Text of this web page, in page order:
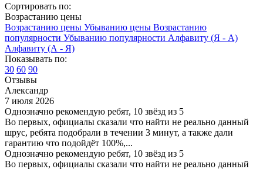
Сортировать по:
Возрастанию цены
Возрастанию цены Убыванию цены Возрастанию
популярности Убыванию популярности Алфавиту (Я - А)
Алфавиту (А - Я)
Показывать по:
30 60 90
Отзывы
Александр
7 июля 2026
Однозначно рекомендую ребят, 10 звёзд из 5
Во первых, официалы сказали что найти не реально данный
шрус, ребята подобрали в течении 3 минут, а также дали
гарантию что подойдёт 100%,...
Однозначно рекомендую ребят, 10 звёзд из 5
Во первых, официалы сказали что найти не реально данный